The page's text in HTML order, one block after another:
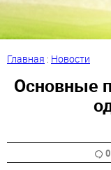
Главная : Новости
Основные
0